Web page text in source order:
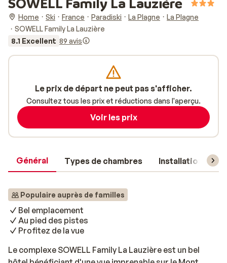
Home Ski France Paradiski La Plagne
La Plagne
SOWELL Family La Lauzière
8.1 Excellent 89 avis
Général Types de chambres Installations
Populaire auprès de familles
Bel emplacement
Au pied des pistes
Profitez de la vue
Le complexe SOWELL Family La Lauzière est un bel
Le prix de départ ne peut pas s'afficher.
Consultez tous les prix et réductions dans l'aperçu.
Voir les prix